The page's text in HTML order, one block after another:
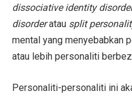
dissociative identity
disorderatau split
mental yang menyebabkan
atau lebih personaliti
Personaliti-personaliti ini